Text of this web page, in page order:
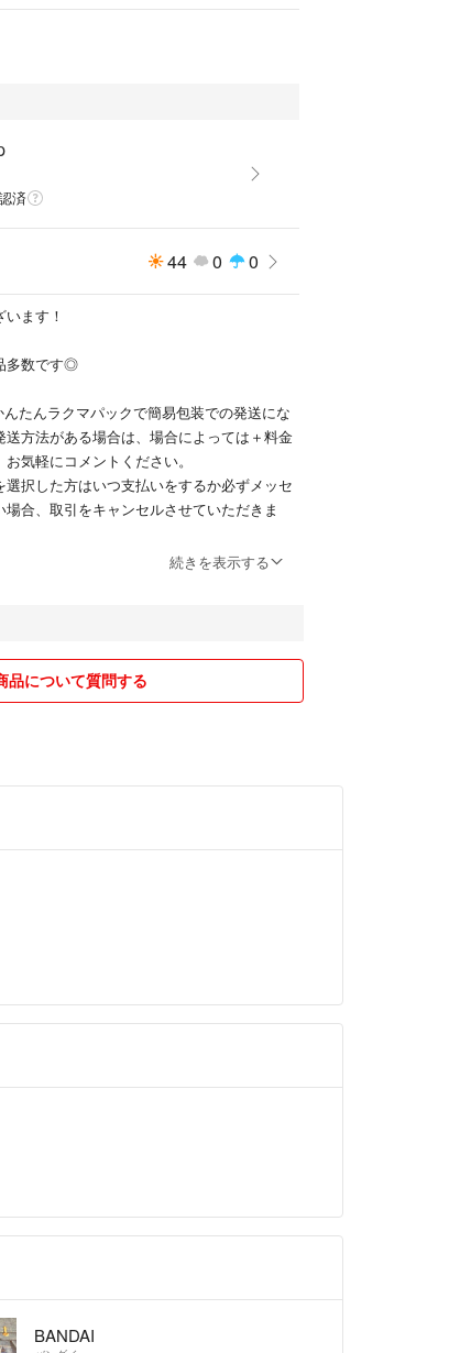
済
44 0 0
ます！
多数です◎
たんラクマパックで簡易包装での発送にな
送方法がある場合は、場合によっては＋料金
気軽にコメントください。
選択した方はいつ支払いをするか必ずメッセ
合、取引をキャンセルさせていただきま
ため、急に商品を削除する場合がありま
続きを表示する
品について質問する
BANDAI